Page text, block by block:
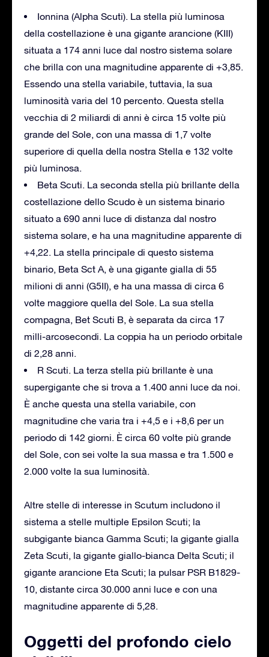
Ionnina (Alpha Scuti). La stella più luminosa
della costellazione è una gigante arancione (KIII)
situata a 174 anni luce dal nostro sistema solare
che brilla con una magnitudine apparente di +3,85.
Essendo una stella variabile, tuttavia, la sua
luminosità varia del 10 percento. Questa stella
vecchia di 2 miliardi di anni è circa 15 volte più
grande del Sole, con una massa di 1,7 volte
superiore di quella della nostra Stella e 132 volte
più luminosa.
Beta Scuti. La seconda stella più brillante della
costellazione dello Scudo è un sistema binario
situato a 690 anni luce di distanza dal nostro
sistema solare, e ha una magnitudine apparente di
+4,22. La stella principale di questo sistema
binario, Beta Sct A, è una gigante gialla di 55
milioni di anni (G5II), e ha una massa di circa 6
volte maggiore quella del Sole. La sua stella
compagna, Bet Scuti B, è separata da circa 17
milli-arcosecondi. La coppia ha un periodo orbitale
di 2,28 anni.
R Scuti. La terza stella più brillante è una
supergigante che si trova a 1.400 anni luce da noi.
È anche questa una stella variabile, con
magnitudine che varia tra i +4,5 e i +8,6 per un
periodo di 142 giorni. È circa 60 volte più grande
del Sole, con sei volte la sua massa e tra 1.500 e
2.000 volte la sua luminosità.
Altre stelle di interesse in Scutum includono il
sistema a stelle multiple Epsilon Scuti; la
subgigante bianca Gamma Scuti; la gigante gialla
Zeta Scuti, la gigante giallo-bianca Delta Scuti; il
gigante arancione Eta Scuti; la pulsar PSR B1829-
10, distante circa 30.000 anni luce e con una
magnitudine apparente di 5,28.
Oggetti del profondo cielo